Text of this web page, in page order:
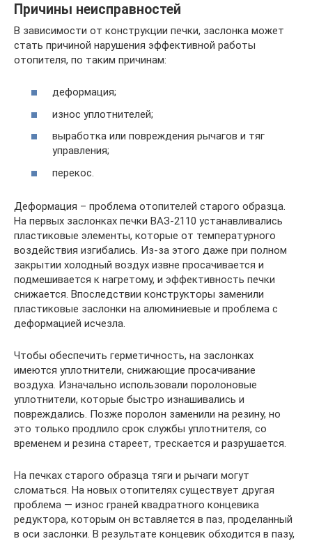
Причины неисправностей
В зависимости от конструкции печки, заслонка может
стать причиной нарушения эффективной работы
отопителя, по таким причинам:
деформация;
износ уплотнителей;
выработка или повреждения рычагов и тяг
управления;
перекос.
Деформация – проблема отопителей старого образца.
На первых заслонках печки ВАЗ-2110 устанавливались
пластиковые элементы, которые от температурного
воздействия изгибались. Из-за этого даже при полном
закрытии холодный воздух извне просачивается и
подмешивается к нагретому, и эффективность печки
снижается. Впоследствии конструкторы заменили
пластиковые заслонки на алюминиевые и проблема с
деформацией исчезла.
Чтобы обеспечить герметичность, на заслонках
имеются уплотнители, снижающие просачивание
воздуха. Изначально использовали поролоновые
уплотнители, которые быстро изнашивались и
повреждались. Позже поролон заменили на резину, но
это только продлило срок службы уплотнителя, со
временем и резина стареет, трескается и разрушается.
На печках старого образца тяги и рычаги могут
сломаться. На новых отопителях существует другая
проблема — износ граней квадратного концевика
редуктора, которым он вставляется в паз, проделанный
в оси заслонки. В результате концевик обходится в пазу,